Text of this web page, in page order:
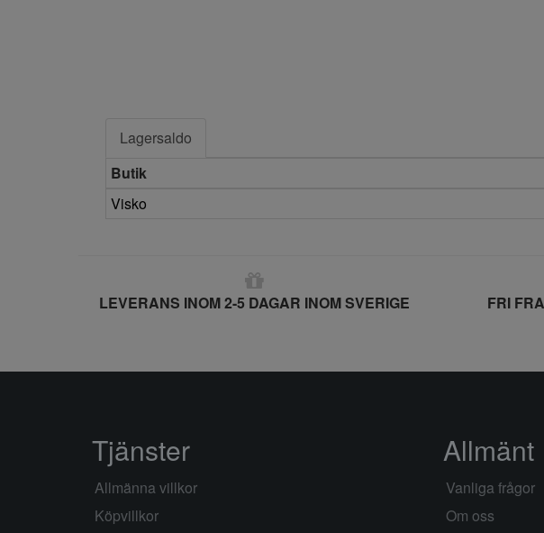
Lagersaldo
Butik
Visko
LEVERANS INOM 2-5 DAGAR INOM SVERIGE FRI
Tjänster
Allmänna villkor
Köpvillkor
Allmänt
Vanliga frågor
Om oss